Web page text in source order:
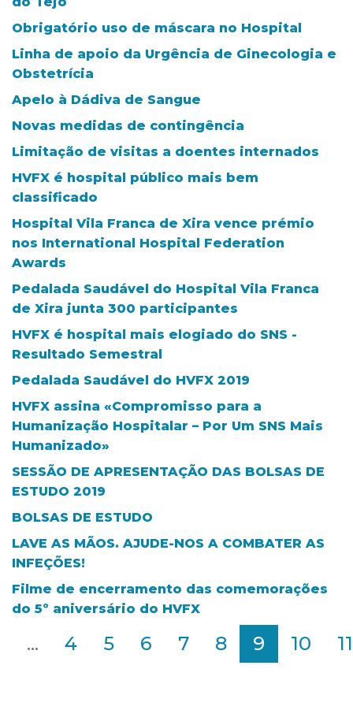
Obrigatório uso de máscara no Hospital
Linha de apoio da Urgência de Ginecologia e
Obstetrícia
Apelo à Dádiva de Sangue
Novas medidas de contingência
Limitação de visitas a doentes internados
HVFX é hospital público mais bem
classificado
Hospital Vila Franca de Xira vence prémio
nos International Hospital Federation
Awards
Pedalada Saudável do Hospital Vila Franca
de Xira junta 300 participantes
HVFX é hospital mais elogiado do SNS -
Resultado Semestral
Pedalada Saudável do HVFX 2019
HVFX assina «Compromisso para a
Humanização Hospitalar – Por Um SNS Mais
Humanizado»
SESSÃO DE APRESENTAÇÃO DAS BOLSAS DE
ESTUDO 2019
BOLSAS DE ESTUDO
LAVE AS MÃOS. AJUDE-NOS A COMBATER AS
INFEÇÕES!
Filme de encerramento das comemorações
do 5º aniversário do HVFX
... 4 5 6 7 8 9 10 11